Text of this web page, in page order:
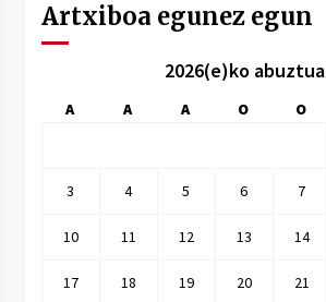
Artxiboa egunez egun
2026(e)ko abuztua
A A A O O
3 4 5 6 7
10 11 12 13 14
17 18 19 20 21